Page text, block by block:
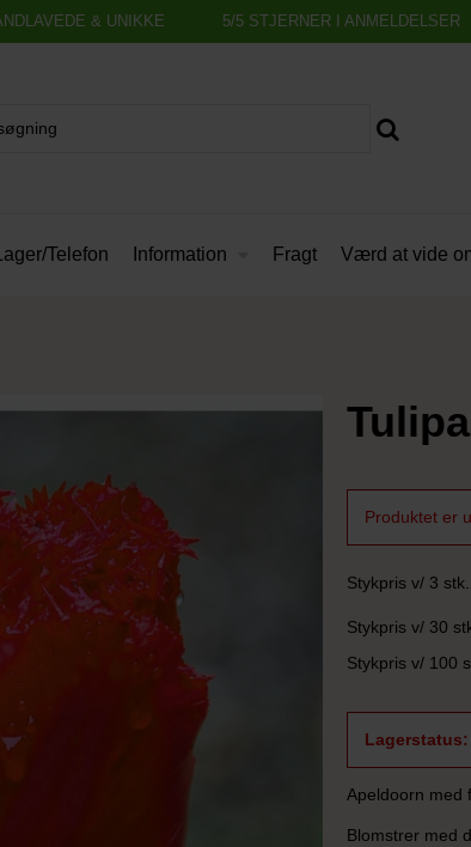
& UNIKKE 5/5 STJERNER I ANMELDELSER
Telefon Information Fragt Værd at vide
Produktet er
Stykpris v/ 3 stk.
Stykpris v/ 30
Stykpris v/ 100
Lagerstatus:
Apeldoorn med
Blomstrer med